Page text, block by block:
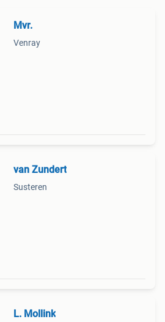
Mvr.
Venray
van Zundert
Susteren
L. Mollink